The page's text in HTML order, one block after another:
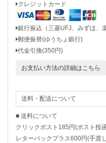
クレジットカード
銀行振込（三菱UFJ、みずほ、
郵便振替(ゆうちょ銀行)
代金引換(350円)
お支払い方法の詳細はこちら
送料・配送について
■ 送料について
クリックポスト185円(ポスト投
レターパックプラス600円(手渡